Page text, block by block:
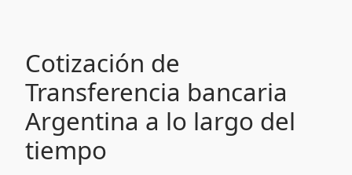
Cotización de
Transferencia bancaria
Argentina a lo largo del
tiempo